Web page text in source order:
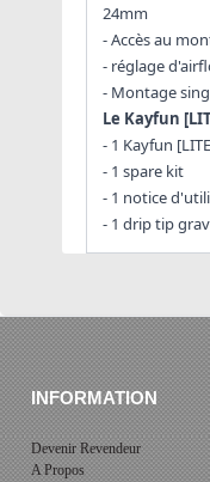
24mm
- Accès au
- réglage
- Montage
Le Kayfun
- 1 Kayfun
- 1 spare kit
- 1 notice
- 1 drip tip
INFORMATION
Devenir Revendeur
A Propos